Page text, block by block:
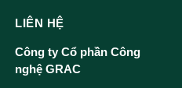
LIÊN HỆ
Công ty Cổ phần Công
nghệ GRAC